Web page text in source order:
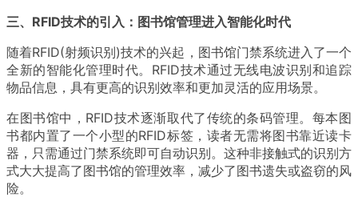
三、RFID技术的引入：图书馆管理进入智能化时代
随着RFID(射频识别)技术的兴起，图书馆门禁系统进入了一个
全新的智能化管理时代。RFID技术通过无线电波识别和追踪
物品信息，具有更高的识别效率和更加灵活的应用场景。
在图书馆中，RFID技术逐渐取代了传统的条码管理。每本图
书都内置了一个小型的RFID标签，读者无需将图书靠近读卡
器，只需通过门禁系统即可自动识别。这种非接触式的识别方
式大大提高了图书馆的管理效率，减少了图书遗失或盗窃的风
险。